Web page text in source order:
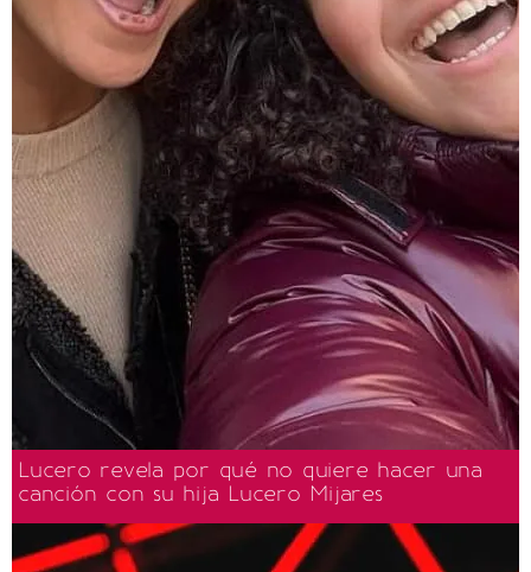
Lucero revela por qué no quiere hacer una
canción con su hija Lucero Mijares